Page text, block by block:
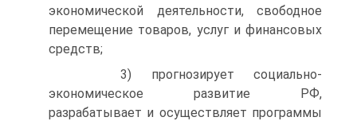
экономической деятельности, свободное
перемещение товаров, услуг и финансовых
средств;
3) прогнозирует социально-
экономическое развитие РФ,
разрабатывает и осуществляет программы